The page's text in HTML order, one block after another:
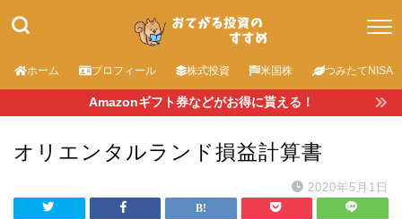
ホーム プロフィール 株式投資 米国株 つみたてNISA
Amazonギフト券などがお得に貰える！
オリエンタルランド損益計算書
2020年5月1日